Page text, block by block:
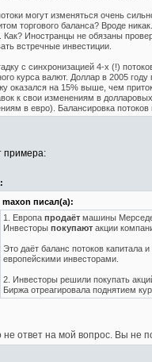
могут изменяться очень
торгового баланса? Вроде
Как? Иностранцы не обязаны
встречные инвестиции.
с синхронизацией 4-х (!)
курса валют. Доллар в 2005
оказался на 15% выше, чем
к свои изменениям в
в евро). Балансировка
примера:
maxon писал(а):
1. Европа продаёт машины
Инвесторы покупают акции
Это даёт баланс потоков
европейскими инвесторами.
2. Инвесторы решили покупать
Биржа отреагировала поднятием
не ответ на мой вопрос. Вы не